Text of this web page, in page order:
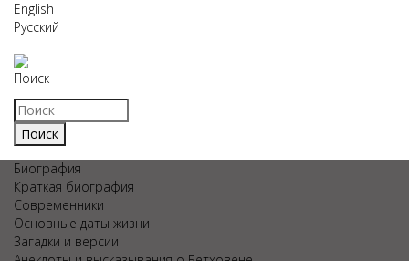
English
Русский
Поиск
Биография
Краткая биография
Современники
Основные даты жизни
Загадки и версии